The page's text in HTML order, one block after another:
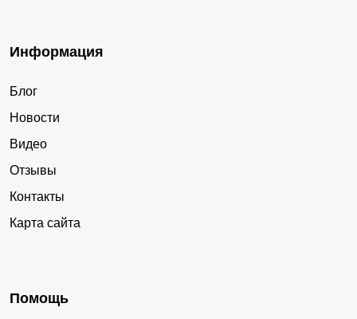
Информация
Блог
Новости
Видео
Отзывы
Контакты
Карта сайта
Помощь